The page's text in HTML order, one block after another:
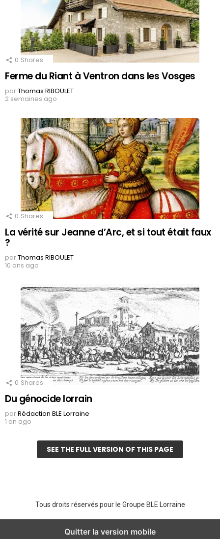
0 Shares
Ferme du Riant à Ventron dans les Vosges
parThomas RIBOULET
2 semaines ago
0 Shares
La vérité sur Jeanne d’Arc, et si tout était faux
?
parThomas RIBOULET
10 ans ago
0 Shares
Du génocide lorrain
parRédaction BLE Lorraine
1 an ago
SEE THE FULL VERSION OF THIS PAGE
Tous droits réservés pour le Groupe BLE Lorraine
Quitter la version mobile